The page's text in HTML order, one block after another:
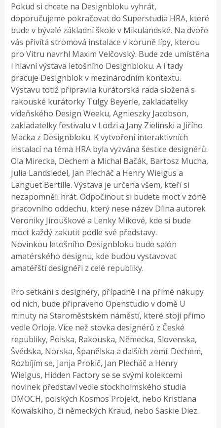
Pokud si chcete na Designbloku vyhrát,
doporučujeme pokračovat do Superstudia HRA, které
bude v bývalé základní škole v Mikulandské. Na dvoře
vás přivítá stromová instalace v koruně lípy, kterou
pro Vitru navrhl Maxim Velčovský. Bude zde umístěna
i hlavní výstava letošního Designbloku. A i tady
pracuje Designblok v mezinárodním kontextu.
Výstavu totiž připravila kurátorská rada složená s
rakouské kurátorky Tulgy Beyerle, zakladatelky
vídeňského Design Weeku, Agnieszky Jacobson,
zakladatelky festivalu v Lodzi a Jany Zielinski a Jiřího
Macka z Designbloku. K vytvoření interaktivních
instalací na téma HRA byla vyzvána šestice designérů:
Ola Mirecka, Dechem a Michal Bačák, Bartosz Mucha,
Julia Landsiedel, Jan Plecháč a Henry Wielgus a
Languet Bertille. Výstava je určena všem, kteří si
nezapomněli hrát. Odpočinout si budete moct v zóně
pracovního oddechu, který nese název Dílna autorek
Veroniky Jirouškové a Lenky Míkové, kde si bude
moct každý zakutit podle své představy.
Novinkou letošního Designbloku bude salón
amatérského designu, kde budou vystavovat
amatéřští designéři z celé republiky.
Pro setkání s designéry, případně i na přímé nákupy
od nich, bude připraveno Openstudio v domě U
minuty na Staroměstském náměstí, které stojí přímo
vedle Orloje. Více než stovka designérů z České
republiky, Polska, Rakouska, Německa, Slovenska,
Švédska, Norska, Španělska a dalších zemí. Dechem,
Rozbíjím se, Janja Prokič, Jan Plecháč a Henry
Wielgus, Hidden Factory se se svými kolekcemi
novinek představí vedle stockholmského studia
DMOCH, polských Kosmos Projekt, nebo Kristiana
Kowalskiho, či německých Kraud, nebo Saskie Diez.